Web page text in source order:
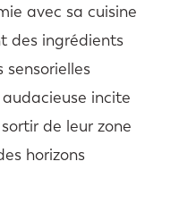
avec sa cuisine
des ingrédients
sensorielles
incite
de leur zone
horizons